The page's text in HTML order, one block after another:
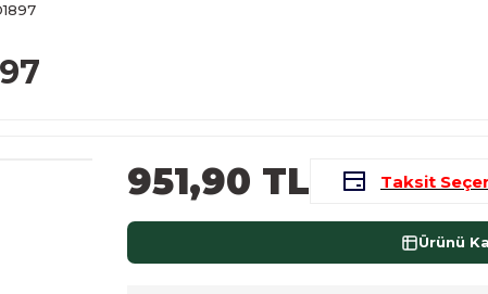
951,90 TL Taksit
Ürünü